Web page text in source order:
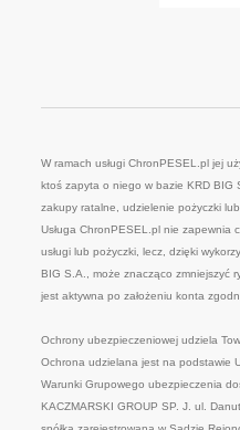
W ramach usługi ChronPESEL.pl jej
ktoś zapyta o niego w bazie KRD BIG
zakupy ratalne, udzielenie pożyczki
Usługa ChronPESEL.pl nie zapewnia
usługi lub pożyczki, lecz, dzięki
BIG S.A., może znacząco zmniejszyć
jest aktywna po założeniu konta
Ochrony ubezpieczeniowej udziela
Ochrona udzielana jest na podstawie
Warunki Grupowego ubezpieczenia
KACZMARSKI GROUP SP. J. ul.